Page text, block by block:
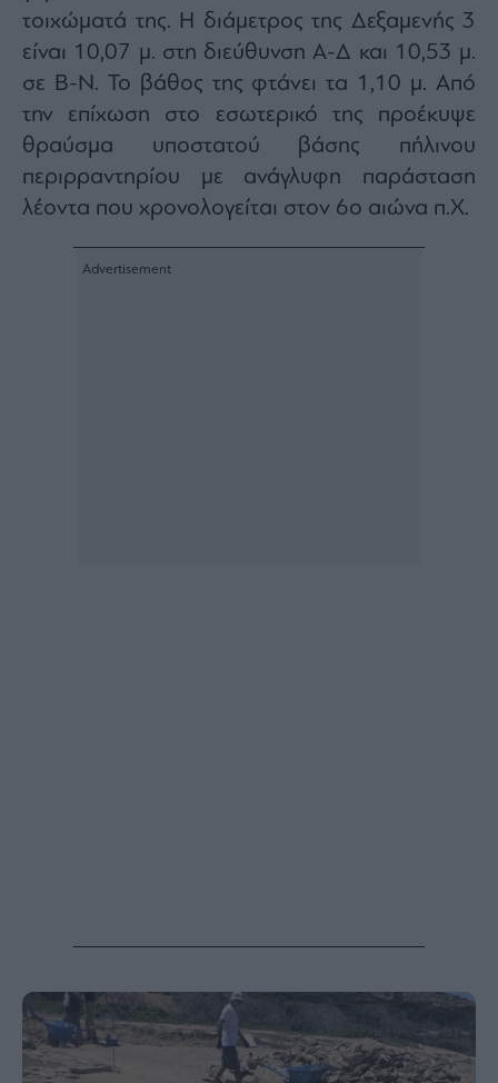
τοιχώματά της. Η διάμετρος της Δεξαμενής 3
είναι 10,07 μ. στη διεύθυνση Α-Δ και 10,53 μ.
σε Β-Ν. Το βάθος της φτάνει τα 1,10 μ. Από
την επίχωση στο εσωτερικό της προέκυψε
θραύσμα υποστατού βάσης πήλινου
περιρραντηρίου με ανάγλυφη παράσταση
λέοντα που χρονολογείται στον 6ο αιώνα π.Χ.